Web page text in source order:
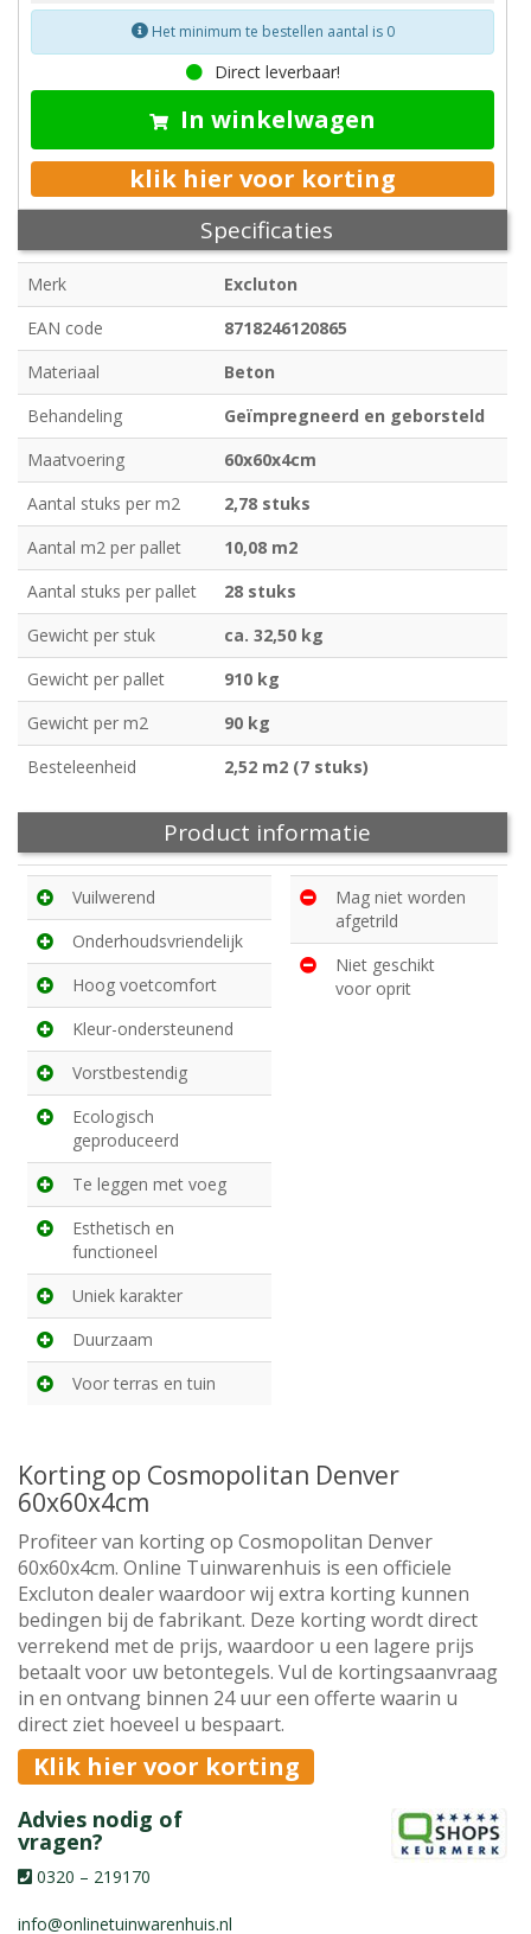
Het minimum te bestellen aantal is 0
Direct leverbaar!
In winkelwagen
klik hier voor korting
Specificaties
Merk
Excluton
EAN code
8718246120865
Materiaal
Beton
Behandeling
Geïmpregneerd en geborsteld
Maatvoering
60x60x4cm
Aantal stuks per m2
2,78 stuks
Aantal m2 per pallet
10,08 m2
Aantal stuks per pallet
28 stuks
Gewicht per stuk
ca. 32,50 kg
Gewicht per pallet
910 kg
Gewicht per m2
90 kg
Besteleenheid
2,52 m2 (7 stuks)
Product informatie
Vuilwerend
Onderhoudsvriendelijk
Hoog voetcomfort
Kleur-ondersteunend
Vorstbestendig
Ecologisch
geproduceerd
Te leggen met voeg
Esthetisch en
functioneel
Uniek karakter
Duurzaam
Voor terras en tuin
Mag niet worden
afgetrild
Niet geschikt
voor oprit
Korting op Cosmopolitan Denver
60x60x4cm
Profiteer van korting op Cosmopolitan Denver
60x60x4cm. Online Tuinwarenhuis is een officiele
Excluton dealer waardoor wij extra korting kunnen
bedingen bij de fabrikant. Deze korting wordt direct
verrekend met de prijs, waardoor u een lagere prijs
betaalt voor uw betontegels. Vul de kortingsaanvraag
in en ontvang binnen 24 uur een offerte waarin u
direct ziet hoeveel u bespaart.
Klik hier voor korting
Advies nodig of
vragen?
0320 – 219170
info@onlinetuinwarenhuis.nl